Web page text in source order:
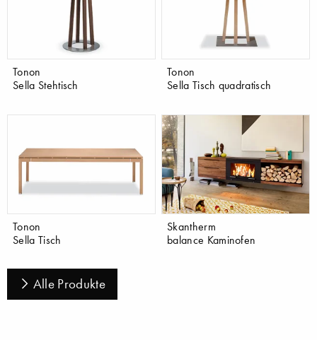
Tonon
Sella Stehtisch
Tonon
Sella Tisch quadratisch
Tonon
Sella Tisch
Skantherm
balance Kaminofen
Alle Produkte